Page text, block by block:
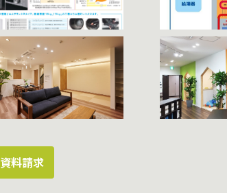
資料請求